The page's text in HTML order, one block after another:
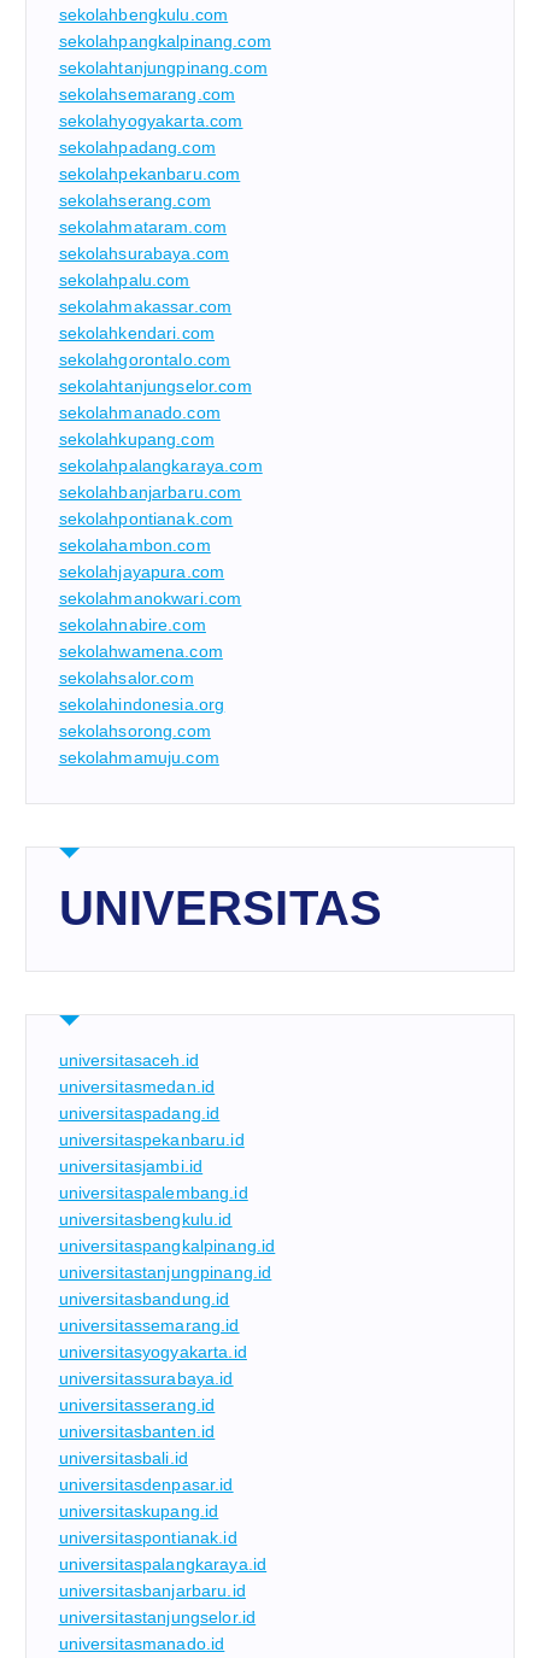
sekolahbengkulu.com
sekolahpangkalpinang.com
sekolahtanjungpinang.com
sekolahsemarang.com
sekolahyogyakarta.com
sekolahpadang.com
sekolahpekanbaru.com
sekolahserang.com
sekolahmataram.com
sekolahsurabaya.com
sekolahpalu.com
sekolahmakassar.com
sekolahkendari.com
sekolahgorontalo.com
sekolahtanjungselor.com
sekolahmanado.com
sekolahkupang.com
sekolahpalangkaraya.com
sekolahbanjarbaru.com
sekolahpontianak.com
sekolahambon.com
sekolahjayapura.com
sekolahmanokwari.com
sekolahnabire.com
sekolahwamena.com
sekolahsalor.com
sekolahindonesia.org
sekolahsorong.com
sekolahmamuju.com
UNIVERSITAS
universitasaceh.id
universitasmedan.id
universitaspadang.id
universitaspekanbaru.id
universitasjambi.id
universitaspalembang.id
universitasbengkulu.id
universitaspangkalpinang.id
universitastanjungpinang.id
universitasbandung.id
universitassemarang.id
universitasyogyakarta.id
universitassurabaya.id
universitasserang.id
universitasbanten.id
universitasbali.id
universitasdenpasar.id
universitaskupang.id
universitaspontianak.id
universitaspalangkaraya.id
universitasbanjarbaru.id
universitastanjungselor.id
universitasmanado.id